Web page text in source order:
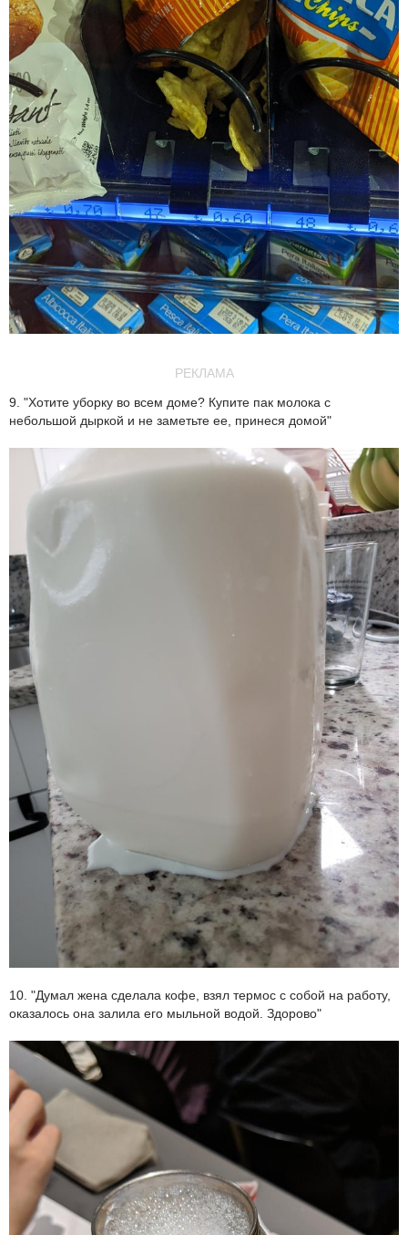
РЕКЛАМА
9. "Хотите уборку во всем доме? Купите пак молока с
небольшой дыркой и не заметьте ее, принеся домой"
10. "Думал жена сделала кофе, взял термос с собой на работу,
оказалось она залила его мыльной водой. Здорово"